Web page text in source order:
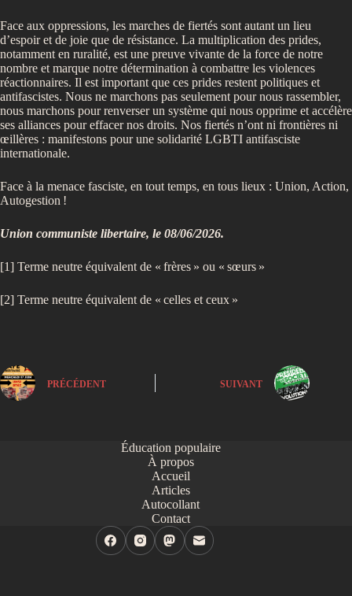
Face aux oppressions, les marches de fiertés sont autant un lieu
d’espoir et de joie que de résistance. La multiplication des prides,
notamment en ruralité, est une preuve vivante de la force de notre
nombre et marque notre détermination à combattre les violences
réactionnaires. Il est important que ces prides restent politiques et
antifascistes. Nous ne marchons pas seulement pour nous rassembler,
nous marchons pour renverser un système qui nous opprime et accélère
ses alliances pour effacer nos droits. Nos fiertés n’ont ni frontières ni
œillères : manifestons pour une solidarité LGBTI antifasciste
internationale.
Face à la menace fasciste, en tout temps, en tous lieux : Union, Action,
Autogestion !
Union communiste libertaire, le 08/06/2026.
[1] Terme neutre équivalent de « frères » ou « sœurs »
[2] Terme neutre équivalent de « celles et ceux »
PRÉCÉDENT SUIVANT
Éducation populaire
À propos
Accueil
Articles
Autocollant
Contact